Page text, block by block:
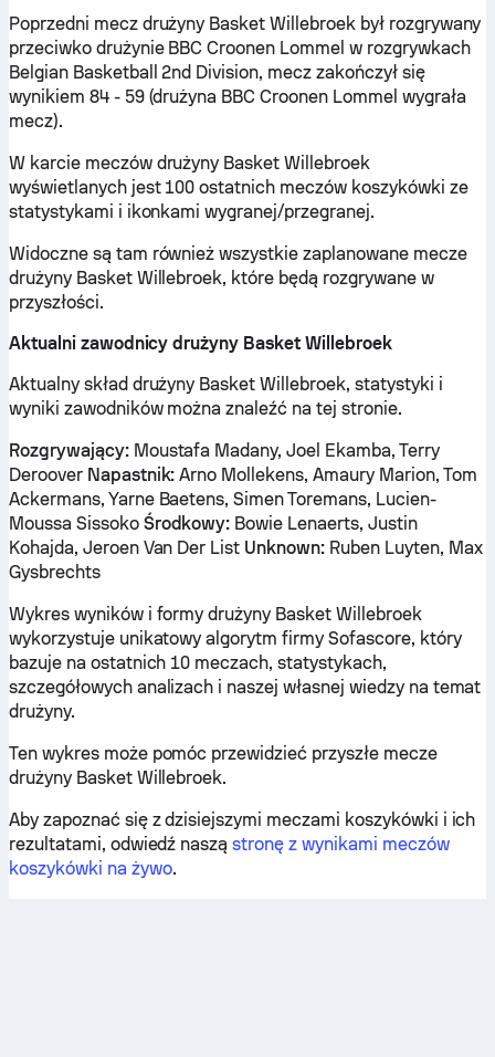
Poprzedni mecz drużyny Basket Willebroek był rozgrywany
przeciwko drużynie BBC Croonen Lommel w rozgrywkach
Belgian Basketball 2nd Division, mecz zakończył się
wynikiem 84 - 59 (drużyna BBC Croonen Lommel wygrała
mecz).
W karcie meczów drużyny Basket Willebroek
wyświetlanych jest 100 ostatnich meczów koszykówki ze
statystykami i ikonkami wygranej/przegranej.
Widoczne są tam również wszystkie zaplanowane mecze
drużyny Basket Willebroek, które będą rozgrywane w
przyszłości.
Aktualni zawodnicy drużyny Basket Willebroek
Aktualny skład drużyny Basket Willebroek, statystyki i
wyniki zawodników można znaleźć na tej stronie.
Rozgrywający:Moustafa Madany, Joel Ekamba, Terry
Deroover Napastnik: Arno Mollekens, Amaury Marion, Tom
Ackermans, Yarne Baetens, Simen Toremans, Lucien-
Moussa Sissoko Środkowy: Bowie Lenaerts, Justin
Kohajda, Jeroen Van Der List Unknown:Ruben Luyten, Max
Gysbrechts
Wykres wyników i formy drużyny Basket Willebroek
wykorzystuje unikatowy algorytm firmy Sofascore, który
bazuje na ostatnich 10 meczach, statystykach,
szczegółowych analizach i naszej własnej wiedzy na temat
drużyny.
Ten wykres może pomóc przewidzieć przyszłe mecze
drużyny Basket Willebroek.
Aby zapoznać się z dzisiejszymi meczami koszykówki i ich
rezultatami, odwiedź nasząstronę z wynikami meczów
koszykówki na żywo.